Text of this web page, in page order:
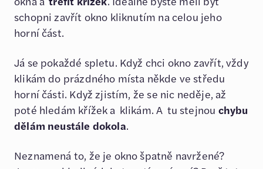
schopni zavřít okno kliknutím na celou jeho
horní část.
Já se pokaždé spletu. Když chci okno zavřít, vždy
klikám do prázdného místa někde ve středu
horní části. Když zjistím, že se nic neděje, až
poté hledám křížek a klikám. A tu stejnou chybu
dělám neustále dokola.
Neznamená to, že je okno špatně navržené?